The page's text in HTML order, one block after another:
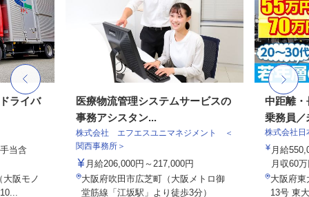
ライバ
当含
大阪モノ
医療物流管理システムサービスの
事務アシスタン...
株式会社 エフエスユニマネジメント ＜
関西事務所＞
月給206,000円～217,000円
大阪府吹田市広芝町（大阪メトロ御
堂筋線「江坂駅」より徒歩3分）
中距離・
乗務員／
株式会社日
月給
月収60
大阪府東
13号 東